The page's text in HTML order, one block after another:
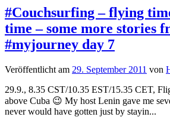
#Couchsurfing – flying
time – some more stories
#myjourney day 7
Veröffentlicht am 29. September 2011 von
29.9., 8.35 CST/10.35 EST/15.35 CET,
above Cuba 😉 My host Lenin gave me
never would have gotten just by stayin...